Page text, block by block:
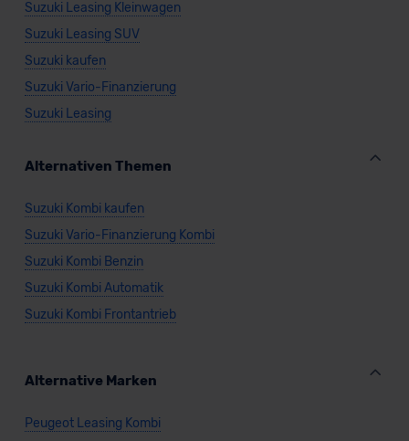
Suzuki Leasing Kleinwagen
Suzuki Leasing SUV
Suzuki kaufen
Suzuki Vario-Finanzierung
Suzuki Leasing
Alternativen Themen
Suzuki Kombi kaufen
Suzuki Vario-Finanzierung Kombi
Suzuki Kombi Benzin
Suzuki Kombi Automatik
Suzuki Kombi Frontantrieb
Alternative Marken
Peugeot Leasing Kombi